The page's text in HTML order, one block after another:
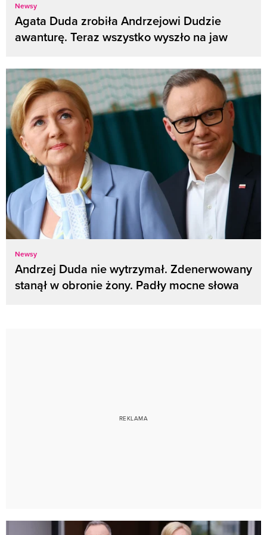
Newsy
Agata Duda zrobiła Andrzejowi Dudzie
awanturę. Teraz wszystko wyszło na jaw
Newsy
Andrzej Duda nie wytrzymał. Zdenerwowany
stanął w obronie żony. Padły mocne słowa